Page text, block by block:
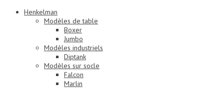
Henkelman
Modèles de table
Boxer
Jumbo
Modèles industriels
Diptank
Modèles sur socle
Falcon
Marlin